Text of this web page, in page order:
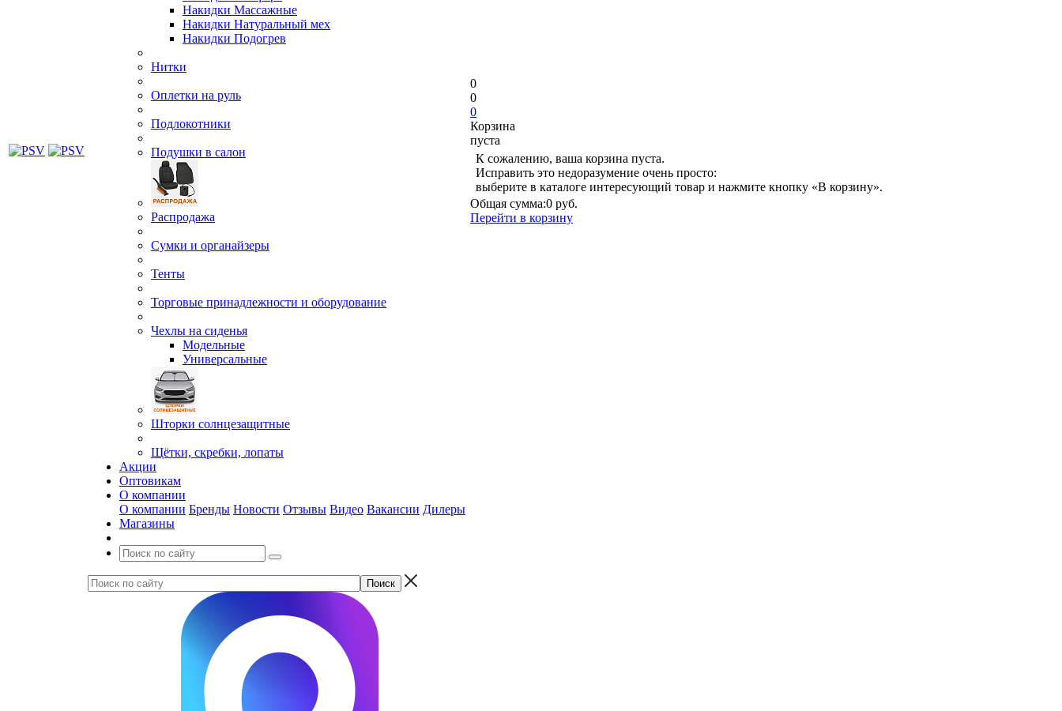
Накидки Массажные
Накидки Натуральный мех
Накидки Подогрев
Нитки
Оплетки на руль
Подлокотники
Подушки в салон
Распродажа
Сумки и органайзеры
Тенты
Торговые принадлежности и оборудование
Чехлы на сиденья
Модельные
Универсальные
Шторки солнцезащитные
Щётки, скребки, лопаты
Акции
Оптовикам
О компании
О компании Бренды Новости Отзывы Видео Вакансии Дилеры
Магазины
0
0
0
Корзина
пуста
К сожалению, ваша корзина пуста.
Исправить это недоразумение очень просто:
выберите в каталоге интересующий товар и нажмите кнопку «В корзину».
Общая сумма:0 руб.
Перейти в корзину